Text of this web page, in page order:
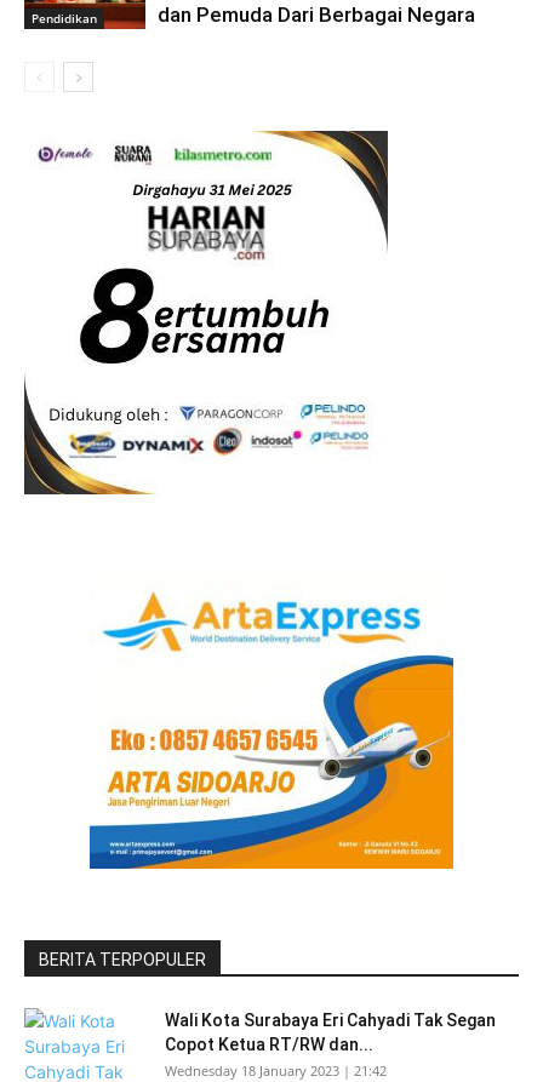
Pendidikan
dan Pemuda Dari Berbagai Negara
BERITA TERPOPULER
Wali Kota Surabaya Eri Cahyadi Tak Segan
Copot Ketua RT/RW dan...
Wednesday 18 January 2023 | 21:42